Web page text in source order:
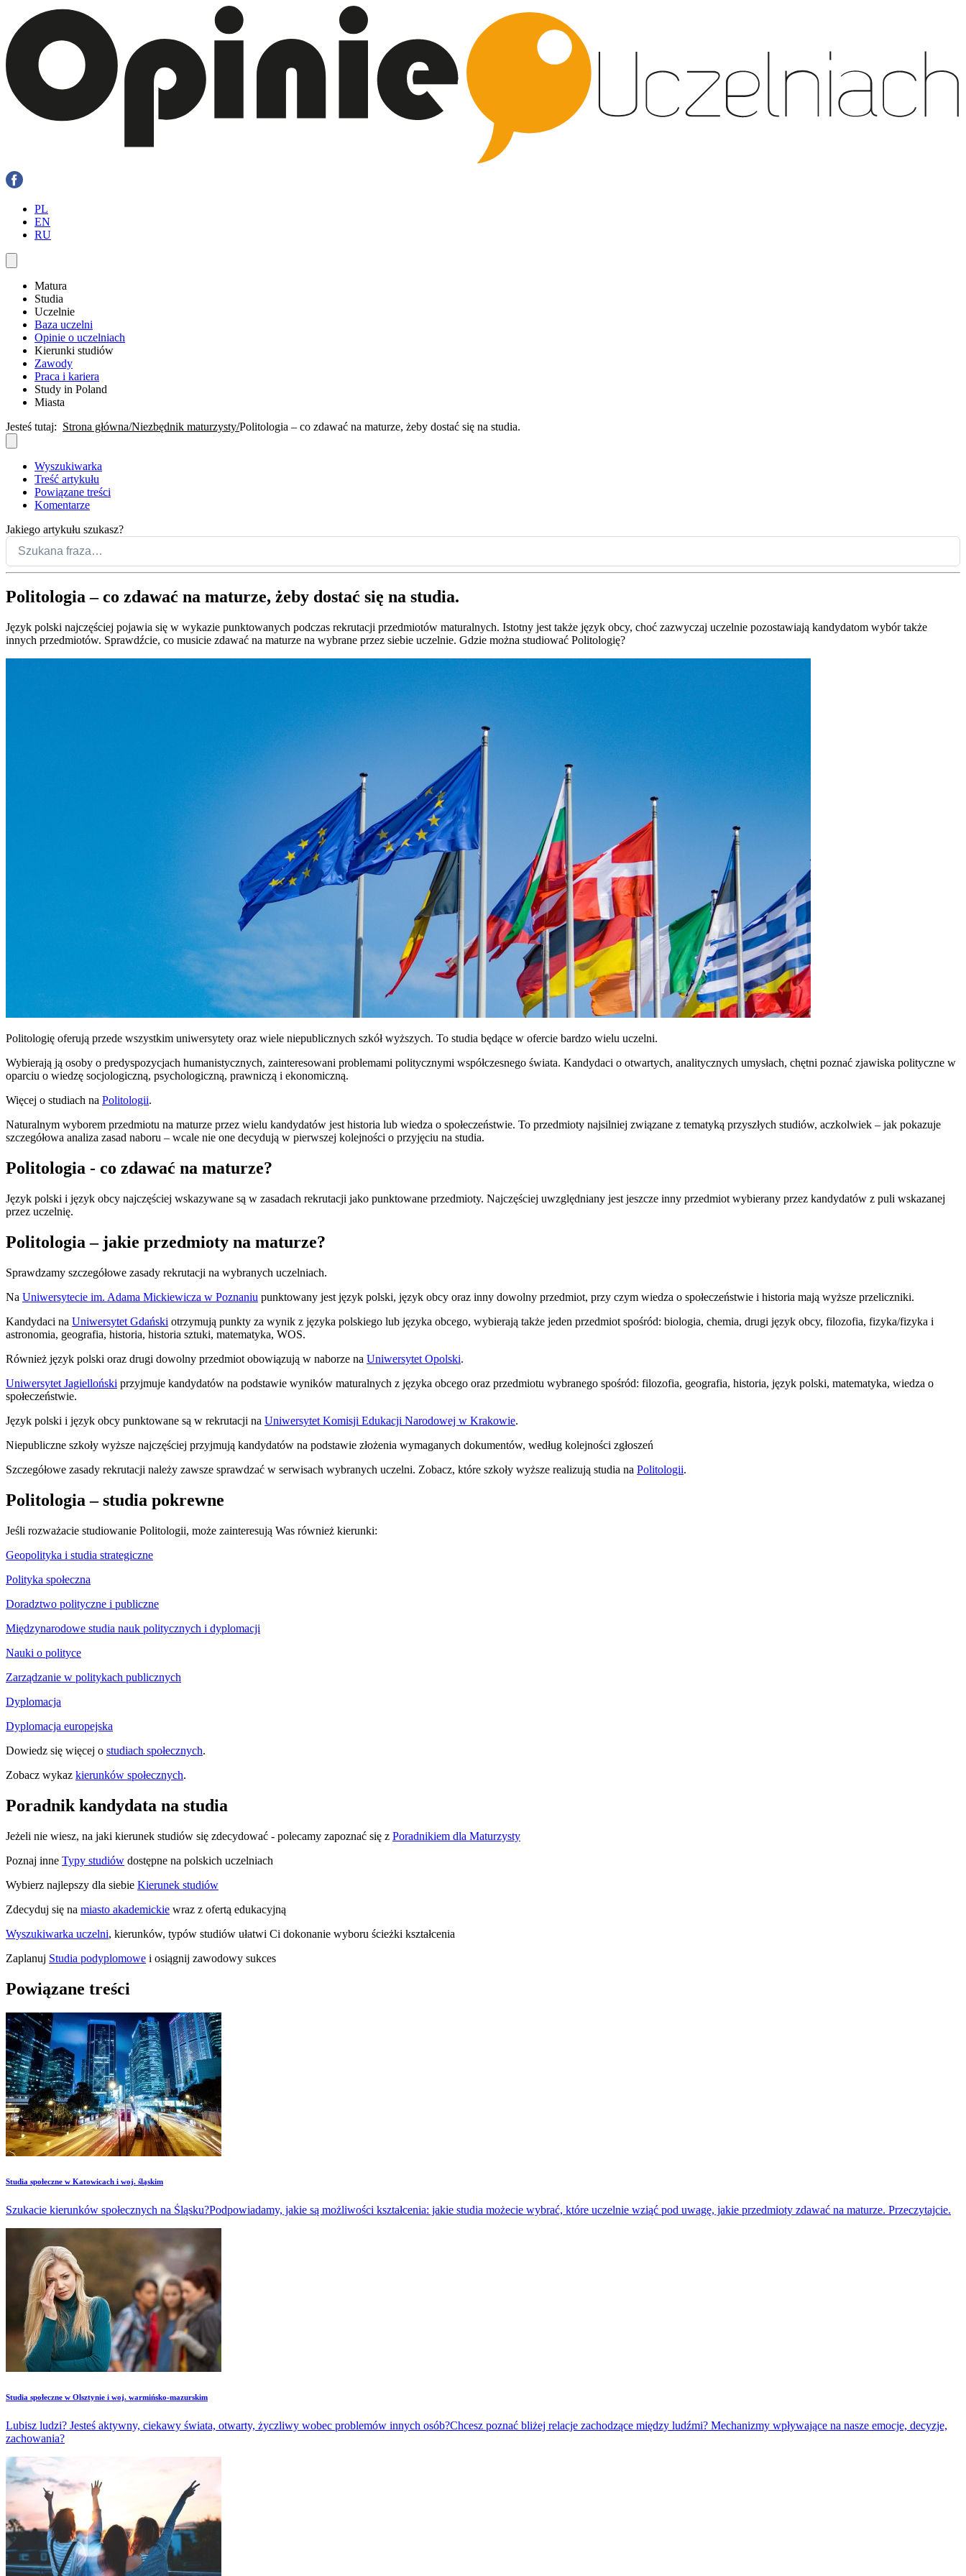
PL
EN
RU
Matura
Studia
Uczelnie
Baza uczelni
Opinie o uczelniach
Kierunki studiów
Zawody
Praca i kariera
Study in Poland
Miasta
Jesteś tutaj: Strona główna Niezbędnik maturzysty Politologia – co zdawać na maturze, żeby dostać się na studia.
Wyszukiwarka
Treść artykułu
Powiązane treści
Komentarze
Jakiego artykułu szukasz?
Politologia – co zdawać na maturze, żeby dostać się na studia.
Język polski najczęściej pojawia się w wykazie punktowanych podczas rekrutacji przedmiotów maturalnych. Istotny jest także język obcy, choć zazwyczaj uczelnie pozostawiają kandydatom wybór także
innych przedmiotów. Sprawdźcie, co musicie zdawać na maturze na wybrane przez siebie uczelnie. Gdzie można studiować Politologię?
Politologię oferują przede wszystkim uniwersytety oraz wiele niepublicznych szkół wyższych. To studia będące w ofercie bardzo wielu uczelni.
Wybierają ją osoby o predyspozycjach humanistycznych, zainteresowani problemami politycznymi współczesnego świata. Kandydaci o otwartych, analitycznych umysłach, chętni poznać zjawiska polityczne w
oparciu o wiedzę socjologiczną, psychologiczną, prawniczą i ekonomiczną.
Więcej o studiach na Politologii.
Naturalnym wyborem przedmiotu na maturze przez wielu kandydatów jest historia lub wiedza o społeczeństwie. To przedmioty najsilniej związane z tematyką przyszłych studiów, aczkolwiek – jak pokazuje
szczegółowa analiza zasad naboru – wcale nie one decydują w pierwszej kolejności o przyjęciu na studia.
Politologia - co zdawać na maturze?
Język polski i język obcy najczęściej wskazywane są w zasadach rekrutacji jako punktowane przedmioty. Najczęściej uwzględniany jest jeszcze inny przedmiot wybierany przez kandydatów z puli wskazanej
przez uczelnię.
Politologia – jakie przedmioty na maturze?
Sprawdzamy szczegółowe zasady rekrutacji na wybranych uczelniach.
Na Uniwersytecie im. Adama Mickiewicza w Poznaniu punktowany jest język polski, język obcy oraz inny dowolny przedmiot, przy czym wiedza o społeczeństwie i historia mają wyższe przeliczniki.
Kandydaci na Uniwersytet Gdański otrzymują punkty za wynik z języka polskiego lub języka obcego, wybierają także jeden przedmiot spośród: biologia, chemia, drugi język obcy, filozofia, fizyka/fizyka i
astronomia, geografia, historia, historia sztuki, matematyka, WOS.
Również język polski oraz drugi dowolny przedmiot obowiązują w naborze na Uniwersytet Opolski.
Uniwersytet Jagielloński przyjmuje kandydatów na podstawie wyników maturalnych z języka obcego oraz przedmiotu wybranego spośród: filozofia, geografia, historia, język polski, matematyka, wiedza o
społeczeństwie.
Język polski i język obcy punktowane są w rekrutacji na Uniwersytet Komisji Edukacji Narodowej w Krakowie.
Niepubliczne szkoły wyższe najczęściej przyjmują kandydatów na podstawie złożenia wymaganych dokumentów, według kolejności zgłoszeń
Szczegółowe zasady rekrutacji należy zawsze sprawdzać w serwisach wybranych uczelni. Zobacz, które szkoły wyższe realizują studia na Politologii.
Politologia – studia pokrewne
Jeśli rozważacie studiowanie Politologii, może zainteresują Was również kierunki:
Geopolityka i studia strategiczne
Polityka społeczna
Doradztwo polityczne i publiczne
Międzynarodowe studia nauk politycznych i dyplomacji
Nauki o polityce
Zarządzanie w politykach publicznych
Dyplomacja
Dyplomacja europejska
Dowiedz się więcej o studiach społecznych.
Zobacz wykaz kierunków społecznych.
Poradnik kandydata na studia
Jeżeli nie wiesz, na jaki kierunek studiów się zdecydować - polecamy zapoznać się z Poradnikiem dla Maturzysty
Poznaj inne Typy studiów dostępne na polskich uczelniach
Wybierz najlepszy dla siebie Kierunek studiów
Zdecyduj się na miasto akademickie wraz z ofertą edukacyjną
Wyszukiwarka uczelni, kierunków, typów studiów ułatwi Ci dokonanie wyboru ścieżki kształcenia
Zaplanuj Studia podyplomowe i osiągnij zawodowy sukces
Powiązane treści
Studia społeczne w Katowicach i woj. śląskim
Szukacie kierunków społecznych na Śląsku?Podpowiadamy, jakie są możliwości kształcenia: jakie studia możecie wybrać, które uczelnie wziąć pod uwagę, jakie przedmioty zdawać na maturze. Przeczytajcie.
Studia społeczne w Olsztynie i woj. warmińsko-mazurskim
Lubisz ludzi? Jesteś aktywny, ciekawy świata, otwarty, życzliwy wobec problemów innych osób?Chcesz poznać bliżej relacje zachodzące między ludźmi? Mechanizmy wpływające na nasze emocje, decyzje,
zachowania?